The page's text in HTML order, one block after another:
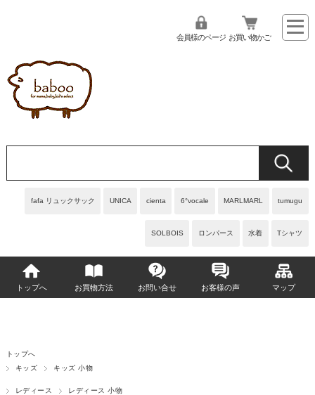
fafa リュックサック UNICA cienta 6°vocale MARLMARL tumugu
SOLBOIS ロンパース 水着 Tシャツ
会員様のページ お買い物かご
トップへ お買物方法 お問い合せ お客様の声 マップ
トップへ
キッズ
キッズ 小物
レディース レディース 小物